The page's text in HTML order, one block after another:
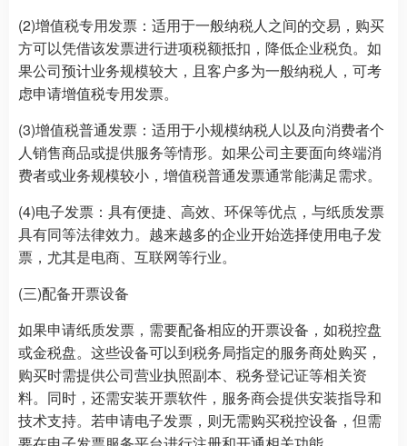
(2)增值税专用发票：适用于一般纳税人之间的交易，购买
方可以凭借该发票进行进项税额抵扣，降低企业税负。如
果公司预计业务规模较大，且客户多为一般纳税人，可考
虑申请增值税专用发票。
(3)增值税普通发票：适用于小规模纳税人以及向消费者个
人销售商品或提供服务等情形。如果公司主要面向终端消
费者或业务规模较小，增值税普通发票通常能满足需求。
(4)电子发票：具有便捷、高效、环保等优点，与纸质发票
具有同等法律效力。越来越多的企业开始选择使用电子发
票，尤其是电商、互联网等行业。
(三)配备开票设备
如果申请纸质发票，需要配备相应的开票设备，如税控盘
或金税盘。这些设备可以到税务局指定的服务商处购买，
购买时需提供公司营业执照副本、税务登记证等相关资
料。同时，还需安装开票软件，服务商会提供安装指导和
技术支持。若申请电子发票，则无需购买税控设备，但需